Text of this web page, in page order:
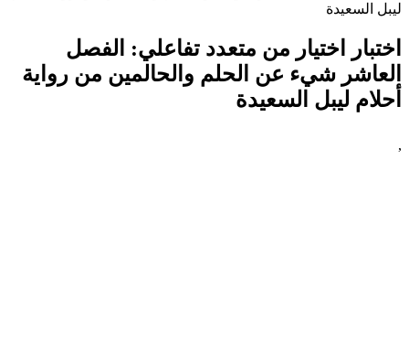
ليبل السعيدة
اختبار اختيار من متعدد تفاعلي: الفصل
العاشر شيء عن الحلم والحالمين من رواية
أحلام ليبل السعيدة